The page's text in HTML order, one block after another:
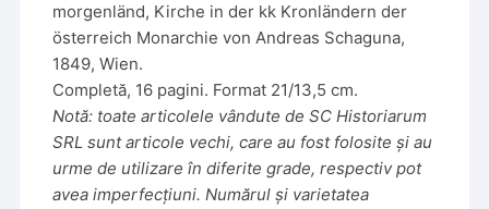
morgenländ, Kirche in der kk Kronländern der
österreich Monarchie von Andreas Schaguna,
1849, Wien.
Completă, 16 pagini. Format 21/13,5 cm.
Notă: toate articolele vândute de SC Historiarum
SRL sunt articole vechi, care au fost folosite și au
urme de utilizare în diferite grade, respectiv pot
avea imperfecțiuni. Numărul și varietatea